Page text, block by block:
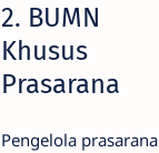
2. BUMN
Khusus
Prasarana
Pengelola prasarana